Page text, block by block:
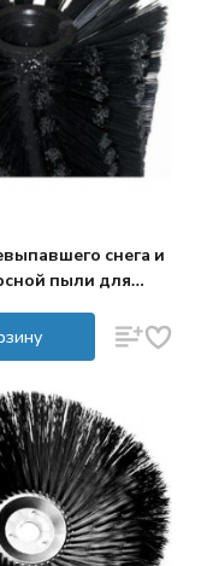
снега и
пыли для
PRO HYDRO